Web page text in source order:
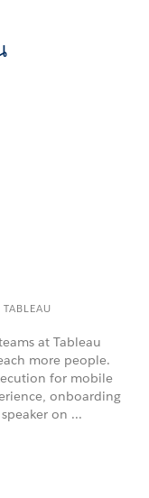
at Tableau
more people.
for mobile
onboarding
on ...